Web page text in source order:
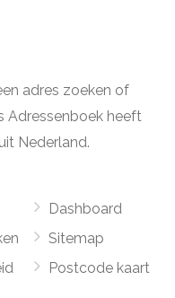
adres zoeken of
Adressenboek heeft
Nederland.
Dashboard
Sitemap
Postcode kaart